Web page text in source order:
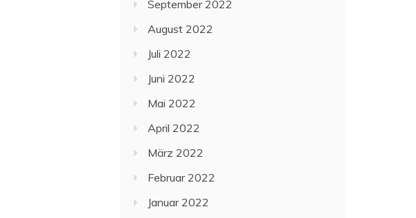
September 2022
August 2022
Juli 2022
Juni 2022
Mai 2022
April 2022
März 2022
Februar 2022
Januar 2022